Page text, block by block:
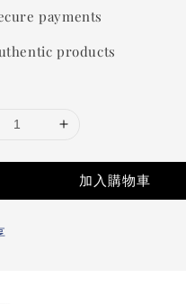
payments
products
加入購物車